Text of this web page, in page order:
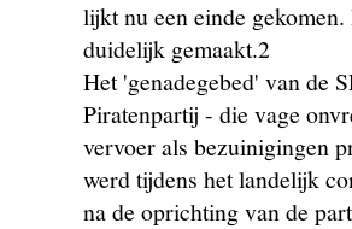
lijkt nu een einde
duidelijk gemaakt.2
Het 'genadegebed' van de
Piratenpartij - die vage
vervoer als bezuinigingen
werd tijdens het landelijk
na de oprichting van de